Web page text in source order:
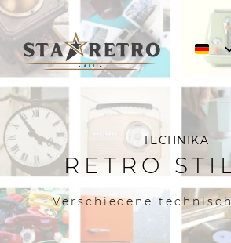
TECHNIKA
RETRO
Verschiedene